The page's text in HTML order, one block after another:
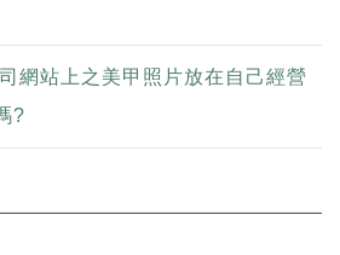
網站上之美甲照片放在自己經營
?